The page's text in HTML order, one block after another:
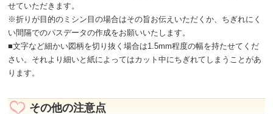
せていただきます。
※折りが目的のミシン目の場合はその旨お伝えいただくか、ちぎれにく
い間隔でのパスデータの作成をお願いいたします。
■文字など細かい図柄を切り抜く場合は1.5mm程度の幅を持たせてくだ
さい。それより細いと紙によってはカット中にちぎれてしまうことがあ
ります。
その他の注意点